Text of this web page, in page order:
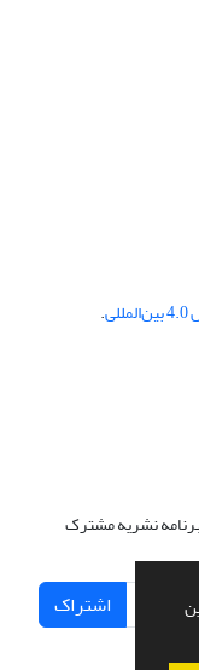
.
نشریه مشترک
اشتراک